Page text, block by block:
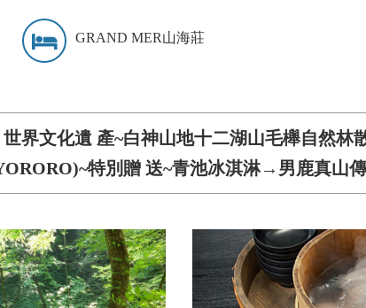
GRAND MER山海莊
界文化遺 產~白神山地十二湖山毛櫸自然林
特別贈 送~青池冰淇淋→男鹿真山